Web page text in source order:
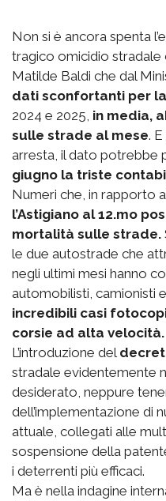
Non si è ancora spenta
tragico omicidio stradale
Matilde Baldi che dal
dati sconfortanti per
2024 e 2025, in media,
sulle strade al mese.
arresta, il dato potrebbe
giugno la triste
Numeri che, in rapporto
l’Astigiano al 12.mo
mortalità sulle strade.
le due autostrade che
negli ultimi mesi hanno
automobilisti, camionisti
incredibili casi
corsie ad alta velocità.
L’introduzione del
stradale evidentemente
desiderato, neppure
dell’implementazione di
attuale, collegati alle
sospensione della
i deterrenti più efficaci.
Ma è nella indagine